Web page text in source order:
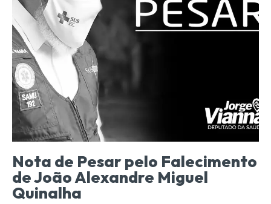
Nota de Pesar pelo Falecimento
de João Alexandre Miguel
Quinalha